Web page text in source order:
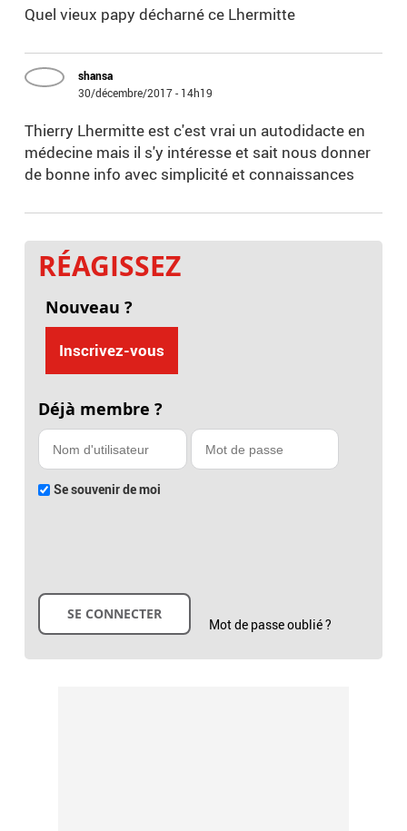
Quel vieux papy décharné ce Lhermitte
shansa
30/décembre/2017 - 14h19
Thierry Lhermitte est c'est vrai un autodidacte en
médecine mais il s'y intéresse et sait nous donner
de bonne info avec simplicité et connaissances
RÉAGISSEZ
Nouveau ?
Inscrivez-vous
Déjà membre ?
Se souvenir de moi
Mot de passe oublié ?